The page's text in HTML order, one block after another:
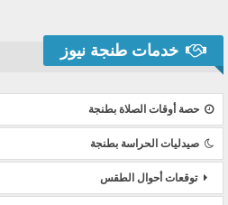
خدمات طنجة نيوز
حصة أوقات الصلاة بطنجة
صيدليات الحراسة بطنجة
توقعات أحوال الطقس